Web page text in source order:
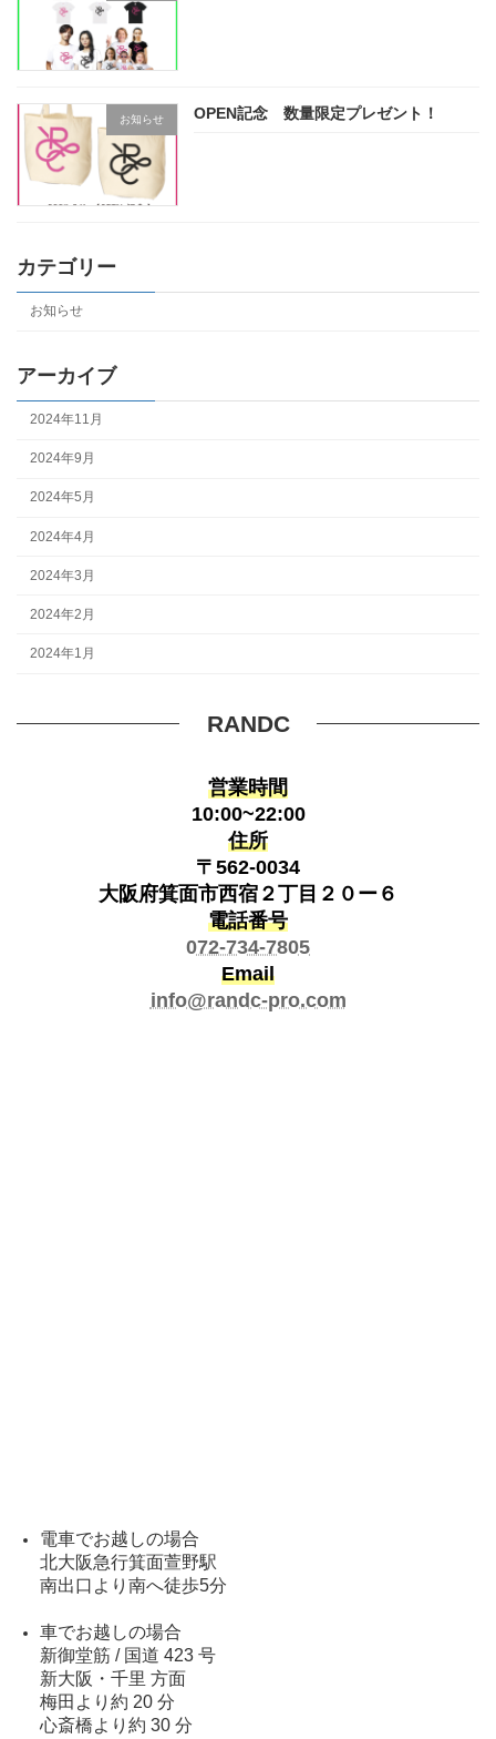
お知らせ OPEN記念 数量限定プレゼント！
カテゴリー
お知らせ
アーカイブ
2024年11月
2024年9月
2024年5月
2024年4月
2024年3月
2024年2月
2024年1月
RANDC
営業時間
10:00~22:00
住所
〒562-0034
大阪府箕面市西宿２丁目２０ー６
電話番号
072-734-7805
Email
info@randc-pro.com
電車でお越しの場合
北大阪急行箕面萱野駅
南出口より南へ徒歩5分
車でお越しの場合
新御堂筋 / 国道 423 号
新大阪・千里 方面
梅田より約 20 分
心斎橋より約 30 分